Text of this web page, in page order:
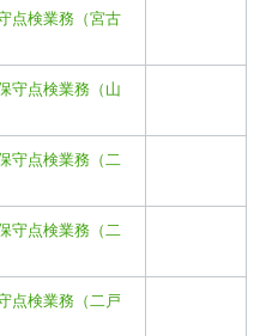
点検業務（宮古
守点検業務（山
守点検業務（二
守点検業務（二
点検業務（二戸